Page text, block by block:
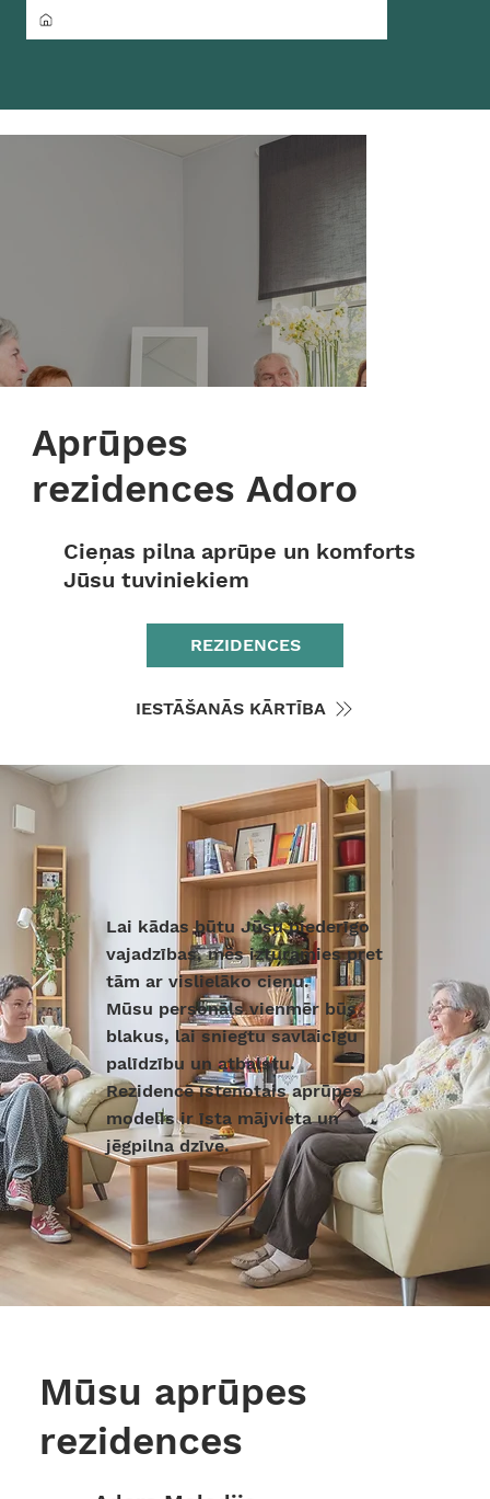
Aprūpes
rezidences Adoro
Cieņas pilna aprūpe un komforts
Jūsu tuviniekiem
REZIDENCES
IESTĀŠANĀS KĀRTĪBA
Lai kādas būtu Jūsu piederīgo
vajadzības, mēs izturamies pret
tām ar vislielāko cieņu.
Mūsu personāls vienmēr būs
blakus, lai sniegtu savlaicīgu
palīdzību un atbalstu.
Rezidencē īstenotais aprūpes
modelis ir īsta mājvieta un
jēgpilna dzīve.
Mūsu aprūpes
rezidences